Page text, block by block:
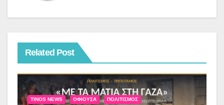
Related Post
TINOS NEWS ΟΦΙΟΎΣΑ ΠΟΛΙΤΙΣΜΌΣ